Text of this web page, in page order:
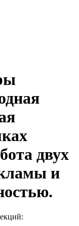
двух
и